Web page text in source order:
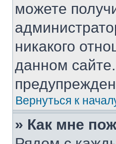
можете
никакого
данном
Вернуться к
» Как мне